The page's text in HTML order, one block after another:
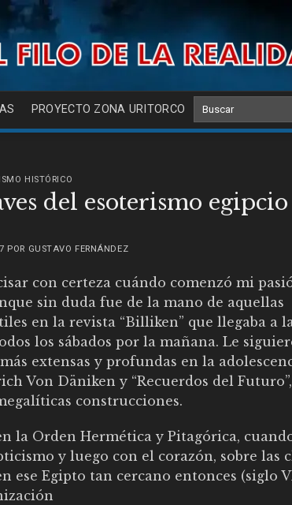
PROYECTO ZONA URITORCO
HISTÓRICO
del esoterismo egipcio
POR GUSTAVO FERNÁNDEZ
con certeza cuándo comenzó mi
sin duda fue de la mano de aquellas
en la revista “Billiken” que llegaba a la
los sábados por la mañana. Le
extensas y profundas en la
Von Däniken y “Recuerdos del
construcciones.
la Orden Hermética y Pitagórica,
y luego con el corazón, sobre las
ese Egipto tan cercano entonces (siglo